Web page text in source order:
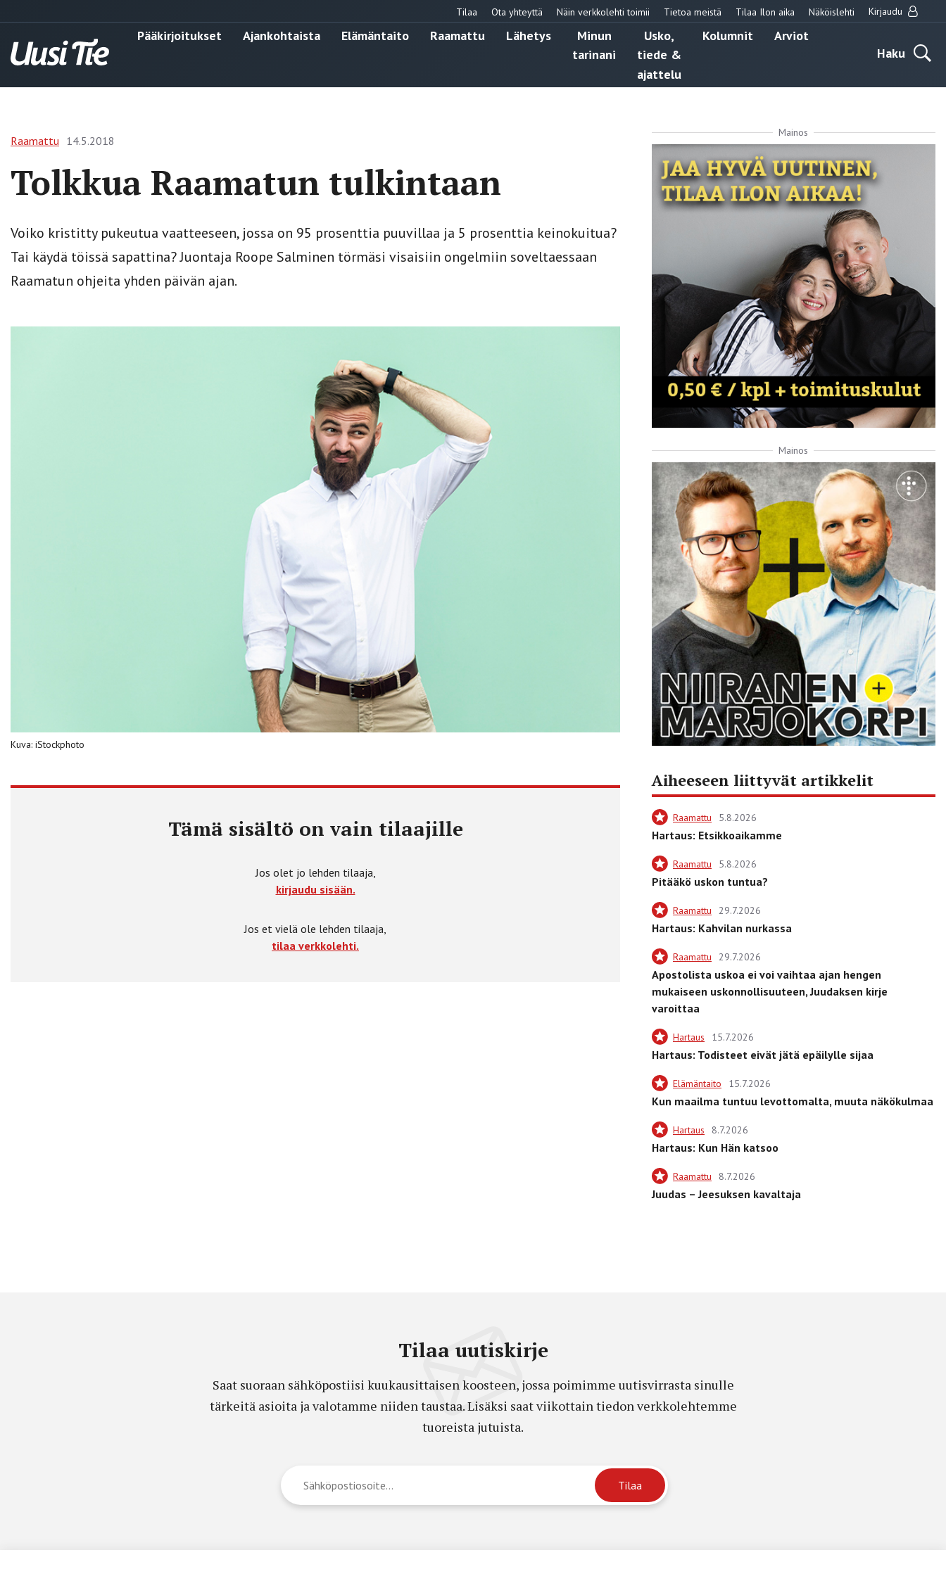
Tilaa Ota yhteyttä Näin verkkolehti toimii Tietoa meistä Tilaa Ilon aika Näköislehti Kirjaudu
Pääkirjoitukset Ajankohtaista Elämäntaito Raamattu Lähetys
Minun
tarinani
Usko,
tiede &
ajattelu
Kolumnit
Arviot
Haku
Raamattu 14.5.2018
Tolkkua Raamatun tulkintaan
Voiko kristitty pukeutua vaatteeseen, jossa on 95 prosenttia puuvillaa ja 5 prosenttia keinokuitua?
Tai käydä töissä sapattina? Juontaja Roope Salminen törmäsi visaisiin ongelmiin soveltaessaan
Raamatun ohjeita yhden päivän ajan.
Kuva: iStockphoto
Tämä sisältö on vain tilaajille
Jos olet jo lehden tilaaja,
kirjaudu sisään.
Jos et vielä ole lehden tilaaja,
tilaa verkkolehti.
Mainos
Mainos
Aiheeseen liittyvät artikkelit
Raamattu 5.8.2026
Hartaus: Etsikkoaikamme
Raamattu 5.8.2026
Pitääkö uskon tuntua?
Raamattu 29.7.2026
Hartaus: Kahvilan nurkassa
Raamattu 29.7.2026
Apostolista uskoa ei voi vaihtaa ajan hengen
mukaiseen uskonnollisuuteen, Juudaksen kirje
varoittaa
Hartaus 15.7.2026
Hartaus: Todisteet eivät jätä epäilylle sijaa
Elämäntaito 15.7.2026
Kun maailma tuntuu levottomalta, muuta näkökulmaa
Hartaus 8.7.2026
Hartaus: Kun Hän katsoo
Raamattu 8.7.2026
Juudas – Jeesuksen kavaltaja
Tilaa uutiskirje
Saat suoraan sähköpostiisi kuukausittaisen koosteen, jossa poimimme uutisvirrasta sinulle
tärkeitä asioita ja valotamme niiden taustaa. Lisäksi saat viikottain tiedon verkkolehtemme
tuoreista jutuista.